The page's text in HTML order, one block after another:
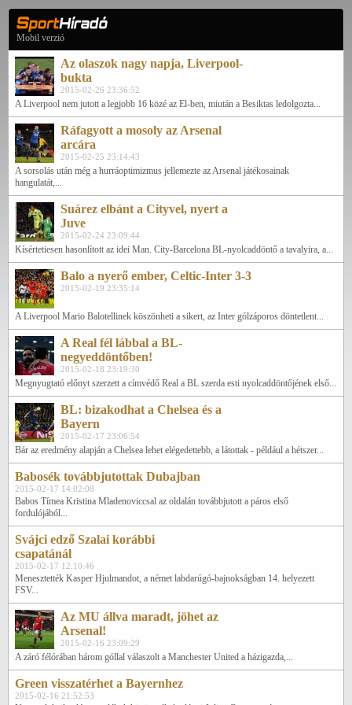
Mobil verzió
Az olaszok nagy napja, Liverpool-
bukta
2015-02-26 23:36:52
A Liverpool nem jutott a legjobb 16 közé az El-ben, miután a Besiktas ledolgozta...
Ráfagyott a mosoly az Arsenal
arcára
2015-02-25 23:14:43
A sorsolás után még a hurráoptimizmus jellemezte az Arsenal játékosainak
hangulatát,...
Suárez elbánt a Cityvel, nyert a
Juve
2015-02-24 23:09:44
Kísértetiesen hasonlított az idei Man. City-Barcelona BL-nyolcaddöntő a tavalyira, a...
Balo a nyerő ember, Celtic-Inter 3-3
2015-02-19 23:35:14
A Liverpool Mario Balotellinek köszönheti a sikert, az Inter gólzáporos döntetlent...
A Real fél lábbal a BL-
negyeddöntőben!
2015-02-18 23:19:30
Megnyugtató előnyt szerzett a címvédő Real a BL szerda esti nyolcaddöntőjének első...
BL: bizakodhat a Chelsea és a
Bayern
2015-02-17 23:06:54
Bár az eredmény alapján a Chelsea lehet elégedettebb, a látottak - például a hétszer...
Babosék továbbjutottak Dubajban
2015-02-17 14:02:08
Babos Tímea Kristina Mladenoviccsal az oldalán továbbjutott a páros első
fordulójából...
Svájci edző Szalai korábbi
csapatánál
2015-02-17 12:10:46
Menesztették Kasper Hjulmandot, a német labdarúgó-bajnokságban 14. helyezett
FSV...
Az MU állva maradt, jöhet az
Arsenal!
2015-02-16 23:09:29
A záró félórában három góllal válaszolt a Manchester United a házigazda,...
Green visszatérhet a Bayernhez
2015-02-16 21:52:53